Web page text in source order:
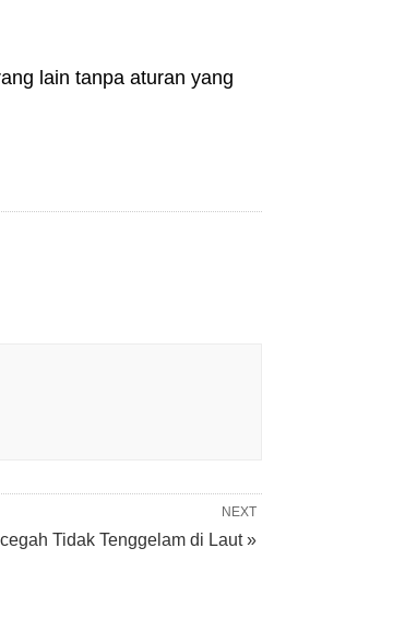
lain tanpa aturan yang
NEXT
Tidak Tenggelam di Laut »